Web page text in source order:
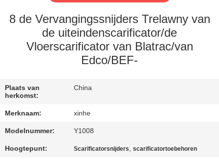
FABRIEKSTOCHT
KWALITEITSCONTROLE
CONTACT
MET
8 de Vervangingssnijders Trelawny van
de uiteindenscarificator/de
Vloerscarificator van Blatrac/van
Edco/BEF-
Plaats van
herkomst:
China
Merknaam: xinhe
Modelnummer: Y1008
Hoogtepunt: Scarificatorsnijders,scarificatortoebehoren